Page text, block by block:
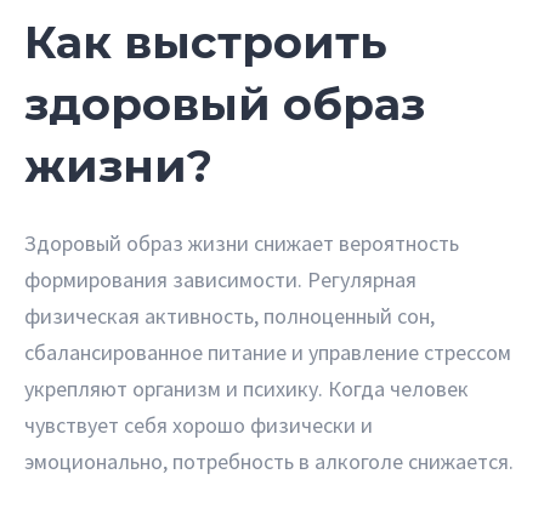
Как выстроить
здоровый образ
жизни?
Здоровый образ жизни снижает вероятность
формирования зависимости. Регулярная
физическая активность, полноценный сон,
сбалансированное питание и управление стрессом
укрепляют организм и психику. Когда человек
чувствует себя хорошо физически и
эмоционально, потребность в алкоголе снижается.